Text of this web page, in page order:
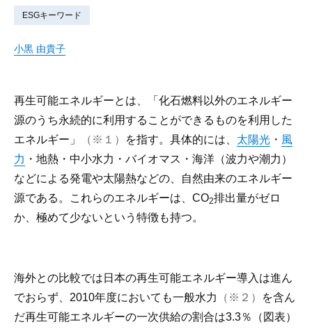
ESGキーワード
小黒 由貴子
再生可能エネルギーとは、「化石燃料以外のエネルギー
源のうち永続的に利用することができるものを利用した
エネルギー」
（※１） を指す。具体的には、 太陽光 ・ 風
力 ・地熱・中小水力・バイオマス・海洋（波力や潮力）
などによる発電や太陽熱などの、自然由来のエネルギー
源である。これらのエネルギーは、CO2排出量がゼロ
か、極めて少ないという特徴も持つ。
海外との比較では日本の再生可能エネルギー導入は進ん
でおらず、2010年度においても一般水力
（※２）
を含ん
だ再生可能エネルギーの一次供給の割合は3.3％（図表）